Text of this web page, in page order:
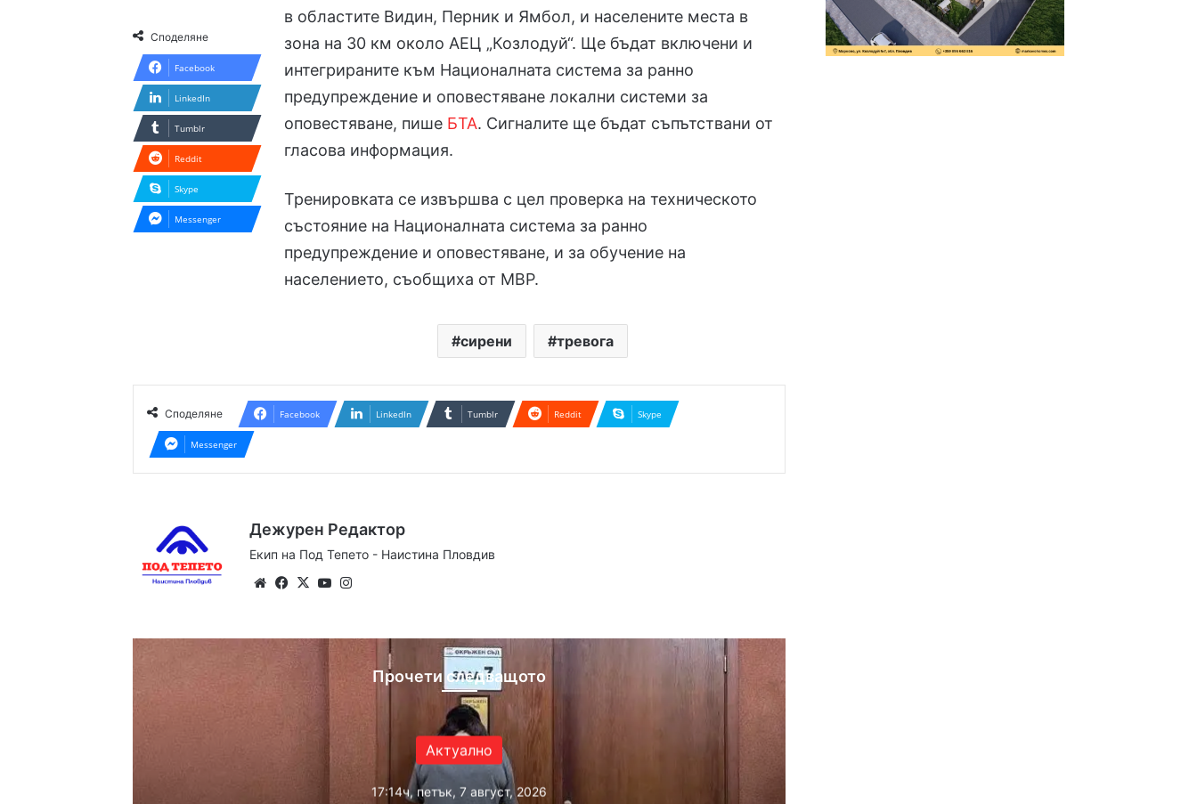
в областите Видин, Перник и Ямбол, и населените места в
зона на 30 км около АЕЦ „Козлодуй“. Ще бъдат включени и
интегрираните към Националната система за ранно
предупреждение и оповестяване локални системи за
оповестяване, пише БТА. Сигналите ще бъдат съпътствани от
гласова информация.
Тренировката се извършва с цел проверка на техническото
състояние на Националната система за ранно
предупреждение и оповестяване, и за обучение на
населението, съобщиха от МВР.
сирени тревога
Споделяне
Facebook
LinkedIn
Tumblr
Reddit
Skype
Messenger
Споделяне Facebook LinkedIn Tumblr Reddit Skype
Messenger
Дежурен Редактор
Екип на Под Тепето - Наистина Пловдив
WebsiteFacebook
X YouTube
Прочети следващото
Актуално
17:14ч, петък, 7 август, 2026